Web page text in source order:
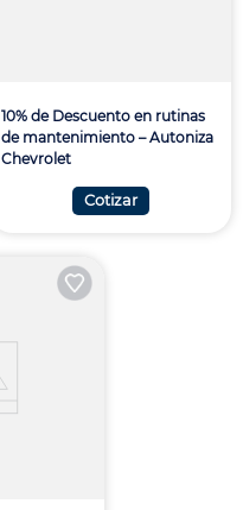
10% de Descuento en rutinas
de mantenimiento – Autoniza
Chevrolet
Cotizar